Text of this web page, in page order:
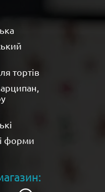
тортів
форми